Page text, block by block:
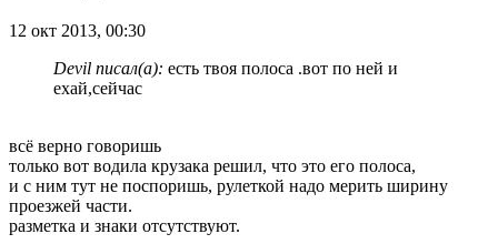
12 окт 2013, 00:30
Devil писал(а): есть твоя полоса .вот по ней и
ехай,сейчас
всё верно говоришь
только вот водила крузака решил, что это его полоса,
и с ним тут не поспоришь, рулеткой надо мерить ширину
проезжей части.
разметка и знаки отсутствуют.